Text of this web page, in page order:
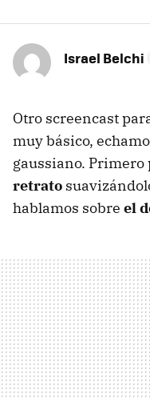
Israel Belchi
Otro screencast
muy básico,
gaussiano. Primero
retrato
hablamos sobre el